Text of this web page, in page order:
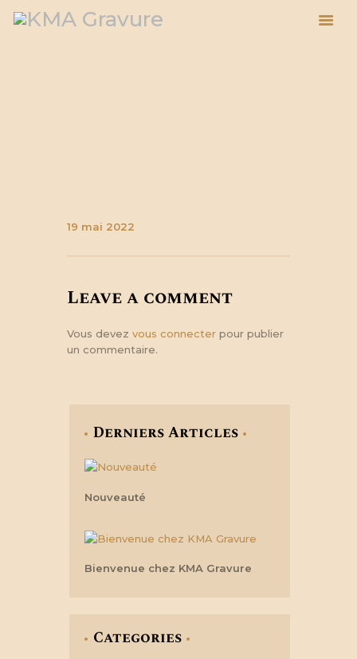
19 mai 2022
Leave a comment
Vous devez vous connecter pour publier
un commentaire.
Derniers Articles
Nouveauté
Bienvenue chez KMA Gravure
Categories